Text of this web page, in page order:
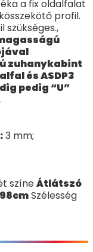
a fix oldalfalat
profil.
zuhanykabint
és ASDP3
pedig “U”
3 mm;
színeÁtlátszó
Szélesség